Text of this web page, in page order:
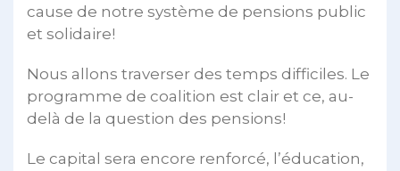
cause de notre système de pensions public
et solidaire!
Nous allons traverser des temps difficiles. Le
programme de coalition est clair et ce, au-
delà de la question des pensions!
Le capital sera encore renforcé, l’éducation,